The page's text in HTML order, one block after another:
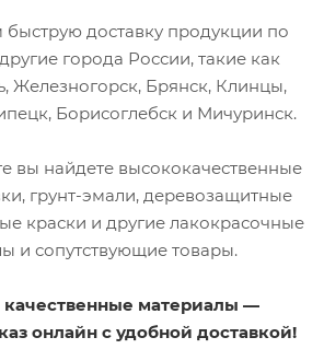
доставку продукции по
города России, такие как
Железногорск, Брянск, Клинцы,
Борисоглебск и Мичуринск.
вы найдете высококачественные
грунт-эмали, деревозащитные
краски и другие лакокрасочные
и сопутствующие товары.
материалы —
онлайн с удобной доставкой!